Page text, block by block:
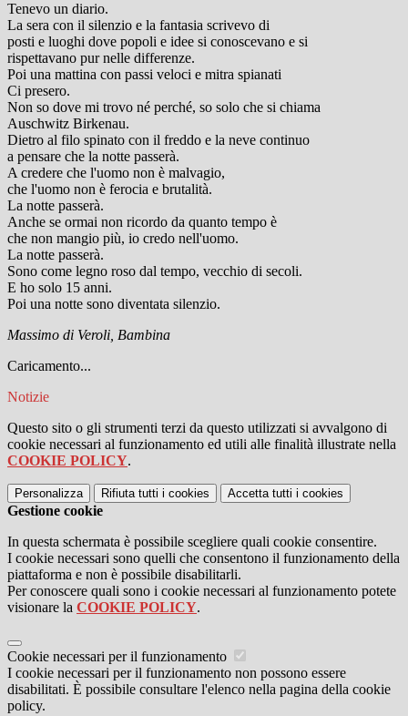
Tenevo un diario.
La sera con il silenzio e la fantasia scrivevo di
posti e luoghi dove popoli e idee si conoscevano e si
rispettavano pur nelle differenze.
Poi una mattina con passi veloci e mitra spianati
Ci presero.
Non so dove mi trovo né perché, so solo che si chiama
Auschwitz Birkenau.
Dietro al filo spinato con il freddo e la neve continuo
a pensare che la notte passerà.
A credere che l'uomo non è malvagio,
che l'uomo non è ferocia e brutalità.
La notte passerà.
Anche se ormai non ricordo da quanto tempo è
che non mangio più, io credo nell'uomo.
La notte passerà.
Sono come legno roso dal tempo, vecchio di secoli.
E ho solo 15 anni.
Poi una notte sono diventata silenzio.
Massimo di Veroli, Bambina
Caricamento...
Notizie
Questo sito o gli strumenti terzi da questo utilizzati si avvalgono di
cookie necessari al funzionamento ed utili alle finalità illustrate nella
COOKIE POLICY.
Personalizza Rifiuta tutti i cookies Accetta tutti i cookies
Gestione cookie
In questa schermata è possibile scegliere quali cookie consentire.
I cookie necessari sono quelli che consentono il funzionamento della
piattaforma e non è possibile disabilitarli.
Per conoscere quali sono i cookie necessari al funzionamento potete
visionare la COOKIE POLICY.
Cookie necessari per il funzionamento
I cookie necessari per il funzionamento non possono essere
disabilitati. È possibile consultare l'elenco nella pagina della cookie
policy.